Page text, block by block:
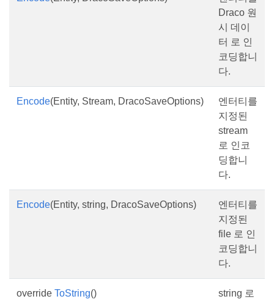
Draco 원
시 데이
터 로 인
코딩합니
다.
Encode(Entity, Stream, DracoSaveOptions)
엔터티를
지정된
stream
로 인코
딩합니
다.
Encode(Entity, string, DracoSaveOptions)
엔터티를
지정된
file 로 인
코딩합니
다.
override ToString()
string 로